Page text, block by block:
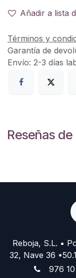
Añadir a lista
Términos y
Garantía de
Envío: 2-3 días
Reseñas
Reboja, S.L. •
32, Nave 36
976